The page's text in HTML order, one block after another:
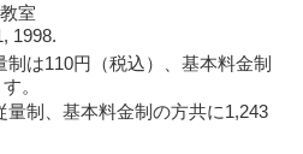
室
1998.
は110円（税込）、基本料金制
。
量制、基本料金制の方共に1,243